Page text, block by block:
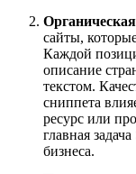
сайты,
Каждой
описание
текстом.
сниппета
ресурс или
главная
бизнеса.